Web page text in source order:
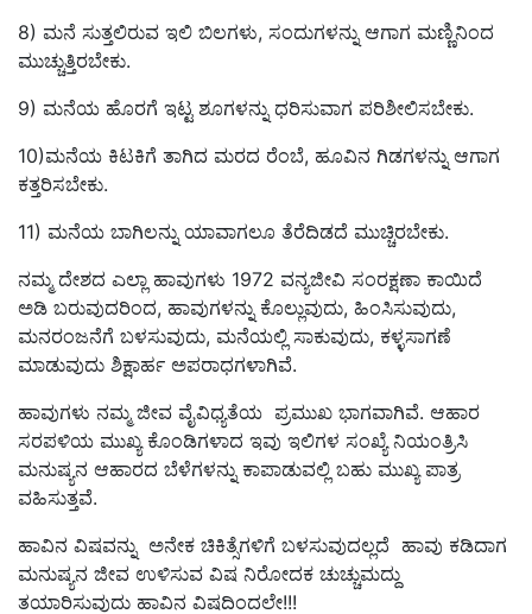
8) ಮನೆ ಸುತ್ತಲಿರುವ ಇಲಿ ಬಿಲಗಳು, ಸಂದುಗಳನ್ನು ಆಗಾಗ ಮಣ್ಣಿನಿಂದ
ಮುಚ್ಚುತ್ತಿರಬೇಕು.
9) ಮನೆಯ ಹೊರಗೆ ಇಟ್ಟ ಶೂಗಳನ್ನು ಧರಿಸುವಾಗ ಪರಿಶೀಲಿಸಬೇಕು.
10)ಮನೆಯ ಕಿಟಕಿಗೆ ತಾಗಿದ ಮರದ ರೆಂಬೆ, ಹೂವಿನ ಗಿಡಗಳನ್ನು ಆಗಾಗ
ಕತ್ತರಿಸಬೇಕು.
11) ಮನೆಯ ಬಾಗಿಲನ್ನು ಯಾವಾಗಲೂ ತೆರೆದಿಡದೆ ಮುಚ್ಚಿರಬೇಕು.
ನಮ್ಮ ದೇಶದ ಎಲ್ಲಾ ಹಾವುಗಳು 1972 ವನ್ಯಜೀವಿ ಸಂರಕ್ಷಣಾ ಕಾಯಿದೆ
ಅಡಿ ಬರುವುದರಿಂದ, ಹಾವುಗಳನ್ನು ಕೊಲ್ಲುವುದು, ಹಿಂಸಿಸುವುದು,
ಮನರಂಜನೆಗೆ ಬಳಸುವುದು, ಮನೆಯಲ್ಲಿ ಸಾಕುವುದು, ಕಳ್ಳಸಾಗಣೆ
ಮಾಡುವುದು ಶಿಕ್ಷಾರ್ಹ ಅಪರಾಧಗಳಾಗಿವೆ.
ಹಾವುಗಳು ನಮ್ಮ ಜೀವ ವೈವಿಧ್ಯತೆಯ ಪ್ರಮುಖ ಭಾಗವಾಗಿವೆ. ಆಹಾರ
ಸರಪಳಿಯ ಮುಖ್ಯ ಕೊಂಡಿಗಳಾದ ಇವು ಇಲಿಗಳ ಸಂಖ್ಯೆ ನಿಯಂತ್ರಿಸಿ
ಮನುಷ್ಯನ ಆಹಾರದ ಬೆಳೆಗಳನ್ನು ಕಾಪಾಡುವಲ್ಲಿ ಬಹು ಮುಖ್ಯ ಪಾತ್ರ
ವಹಿಸುತ್ತವೆ.
ಹಾವಿನ ವಿಷವನ್ನು ಅನೇಕ ಚಿಕಿತ್ಸೆಗಳಿಗೆ ಬಳಸುವುದಲ್ಲದೆ ಹಾವು ಕಡಿದಾಗ
ಮನುಷ್ಯನ ಜೀವ ಉಳಿಸುವ ವಿಷ ನಿರೋದಕ ಚುಚ್ಚುಮದ್ದು
ತಯಾರಿಸುವುದು ಹಾವಿನ ವಿಷದಿಂದಲೇ!!!